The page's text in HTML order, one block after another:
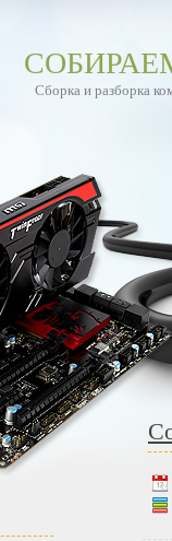
Сборка и разборка